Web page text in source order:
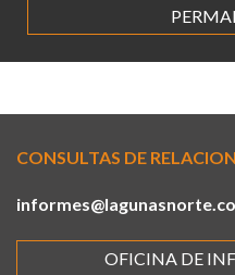
CONSULTAS DE
OFICINA DE